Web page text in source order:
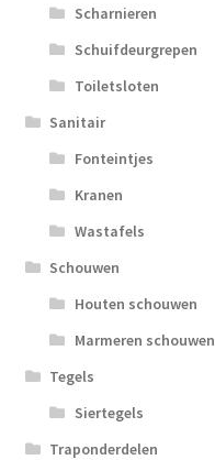
Scharnieren
Schuifdeurgrepen
Toiletsloten
Sanitair
Fonteintjes
Kranen
Wastafels
Schouwen
Houten schouwen
Marmeren schouwen
Tegels
Siertegels
Traponderdelen